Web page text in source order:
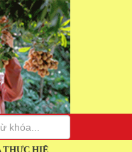
LỢI NGHỊ QUYẾT